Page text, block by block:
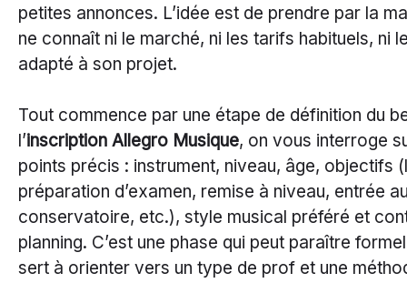
petites annonces. L’idée est de prendre par la
ne connaît ni le marché, ni les tarifs habituels, ni
adapté à son projet.
Tout commence par une étape de définition du
l’inscription Allegro Musique, on vous interroge
points précis : instrument, niveau, âge, objectifs
préparation d’examen, remise à niveau, entrée
conservatoire, etc.), style musical préféré et
planning. C’est une phase qui peut paraître
sert à orienter vers un type de prof et une